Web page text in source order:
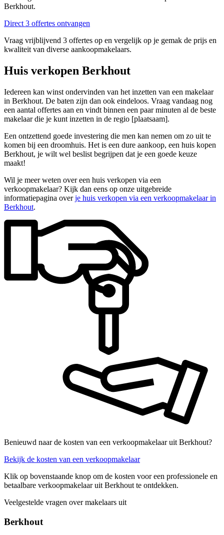
Berkhout.
Direct 3 offertes ontvangen
Vraag vrijblijvend 3 offertes op en vergelijk op je gemak de prijs en
kwaliteit van diverse aankoopmakelaars.
Huis verkopen Berkhout
Iedereen kan winst ondervinden van het inzetten van een makelaar
in Berkhout. De baten zijn dan ook eindeloos. Vraag vandaag nog
een aantal offertes aan en vindt binnen een paar minuten al de beste
makelaar die je kunt inzetten in de regio [plaatsaam].
Een ontzettend goede investering die men kan nemen om zo uit te
komen bij een droomhuis. Het is een dure aankoop, een huis kopen
Berkhout, je wilt wel beslist begrijpen dat je een goede keuze
maakt!
Wil je meer weten over een huis verkopen via een
verkoopmakelaar? Kijk dan eens op onze uitgebreide
informatiepagina overje huis verkopen via een verkoopmakelaar in
Berkhout.
Benieuwd naar de kosten van een verkoopmakelaar uit Berkhout?
Bekijk de kosten van een verkoopmakelaar
Klik op bovenstaande knop om de kosten voor een professionele en
betaalbare verkoopmakelaar uit Berkhout te ontdekken.
Veelgestelde vragen over makelaars uit
Berkhout